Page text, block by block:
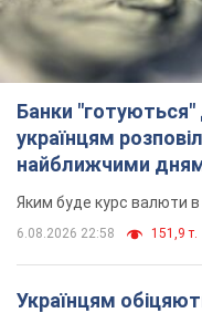
Банки
українцям
найближчими
Яким буде курс валюти в
6.08.2026 22:58 151,9 т.
Українцям